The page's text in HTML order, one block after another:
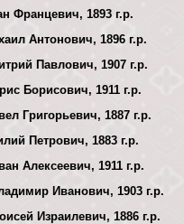
Францевич, 1893 г.р.
Антонович, 1896 г.р.
Павлович, 1907 г.р.
Борисович, 1911 г.р.
Григорьевич, 1887 г.р.
Петрович, 1883 г.р.
Алексеевич, 1911 г.р.
Иванович, 1903 г.р.
Израилевич, 1886 г.р.